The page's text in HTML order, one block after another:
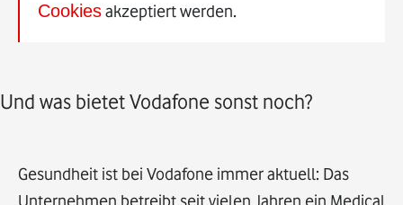
Cookiesakzeptiert werden.
Und was bietet Vodafone sonst noch?
Gesundheit ist bei Vodafone immer aktuell: Das
Unternehmen betreibt seit vielen Jahren ein Medical